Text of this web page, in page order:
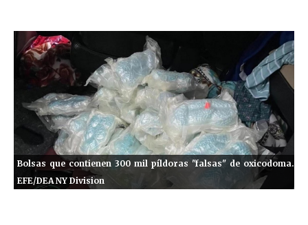
Bolsas que contienen 300 mil píldoras "falsas" de oxicodoma.
EFE/DEA NY Division